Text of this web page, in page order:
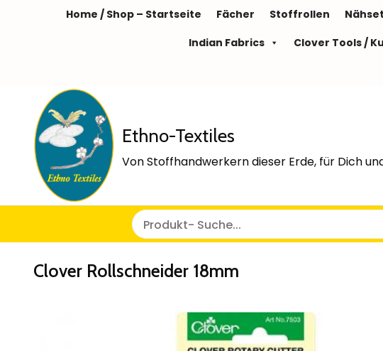
Home / Shop – Startseite Fächer Stoffrollen
Indian Fabrics
Clover Tools /
Ethno-Textiles
Von Stoffhandwerkern dieser Erde, für Dich
Clover Rollschneider 18mm